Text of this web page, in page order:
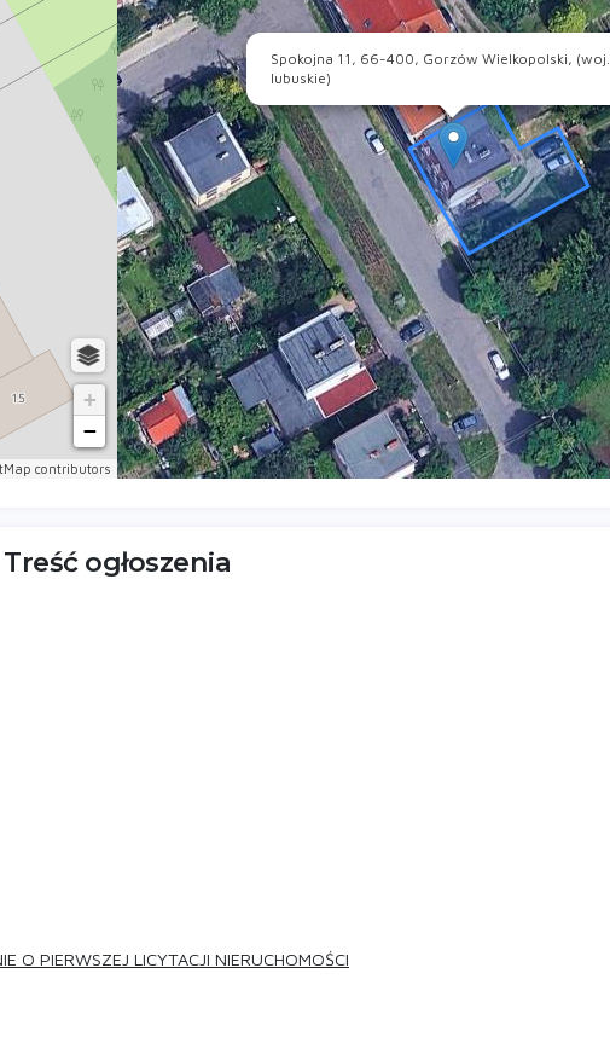
+
−
contributors
Spokojna 11, 66-400, Gorzów Wielkopolski, (woj.
lubuskie)
Treść ogłoszenia
O PIERWSZEJ LICYTACJI NIERUCHOMOŚCI